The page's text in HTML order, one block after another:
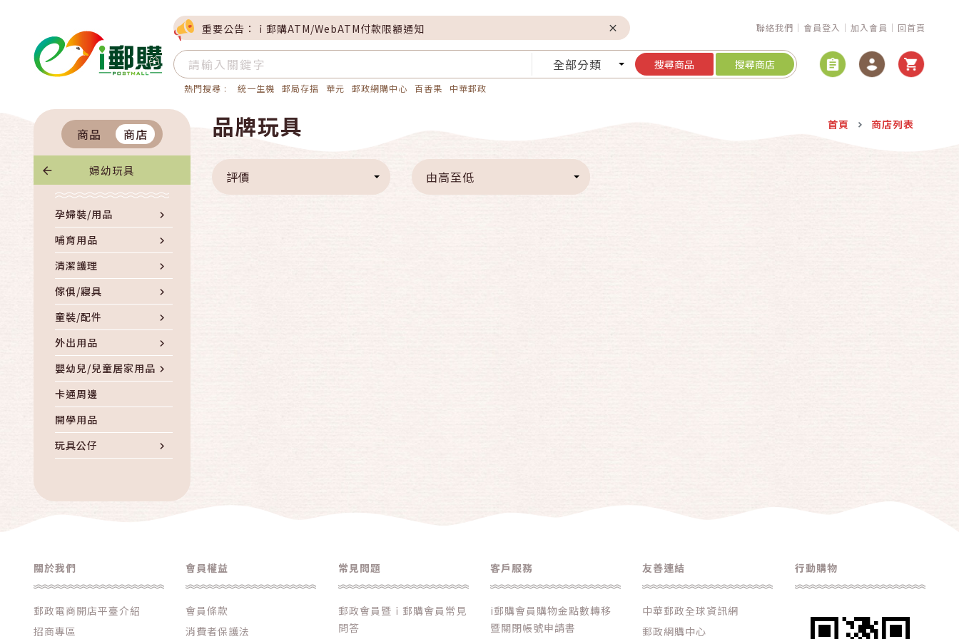
重要公告：ｉ郵購ATM/WebATM付款限額通知 聯絡我們 會員登入 加入會員 回首頁
全部分類 搜尋商品 搜尋商店
熱門搜尋 : 統一生機 郵局存摺 華元 郵政網購中心 百香果 中華郵政
商品 商店
婦幼玩具
孕婦裝/用品
哺育用品
清潔護理
傢俱/寢具
童裝/配件
外出用品
嬰幼兒/兒童居家用品
卡通周邊
開學用品
玩具公仔
品牌玩具 首頁 商店列表
評價 由高至低
關於我們
郵政電商開店平臺介紹
招商專區
會員權益
會員條款
消費者保護法
常見問題
郵政會員暨ｉ郵購會員常見
問答
客戶服務
i郵購會員購物金點數轉移
暨關閉帳號申請書
友善連結
中華郵政全球資訊網
郵政網購中心
行動購物